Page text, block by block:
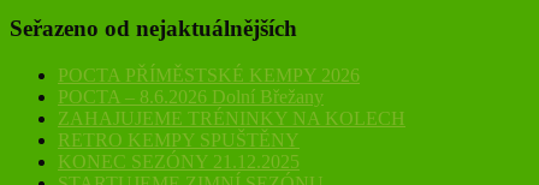
Seřazeno od nejaktuálnějších
POCTA PŘÍMĚSTSKÉ KEMPY 2026
POCTA – 8.6.2026 Dolní Břežany
ZAHAJUJEME TRÉNINKY NA KOLECH
RETRO KEMPY SPUŠTĚNY
KONEC SEZÓNY 21.12.2025